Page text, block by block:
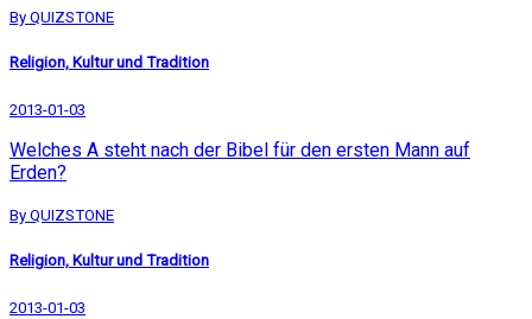
By QUIZSTONE
Religion, Kultur und Tradition
2013-01-03
Welches A steht nach der Bibel für den ersten Mann auf
Erden?
By QUIZSTONE
Religion, Kultur und Tradition
2013-01-03